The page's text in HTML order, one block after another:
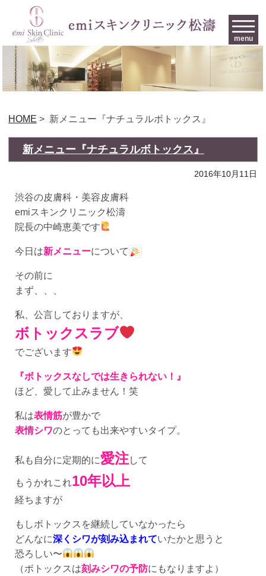
menu
HOME > 新メニュー『ナチュラルボトックス』
新メニュー『ナチュラルボトックス』
2016年10月11日
渋谷の皮膚科・美容皮膚科
emiスキンクリニック松濤
院長の中崎恵美です
今日は新メニューについて
その前に
まず、、、
私、公言しておりますが、
ボトックスラブ
でございます
『ボトックスなしでは生きられない！』
ほど、愛して止みません！笑
私は表情筋が豊かで
表情シワのとっても出来やすいタイプ。
私も自分に定期的に愛注して
もうかれこれ10年以上
経ちますが
もしボトックスを継続していなかったら
どんなに深くシワが刻み込まれていたかと思うと
恐ろしい〜
（ボトックスは刻みシワの予防にもなりますよ）